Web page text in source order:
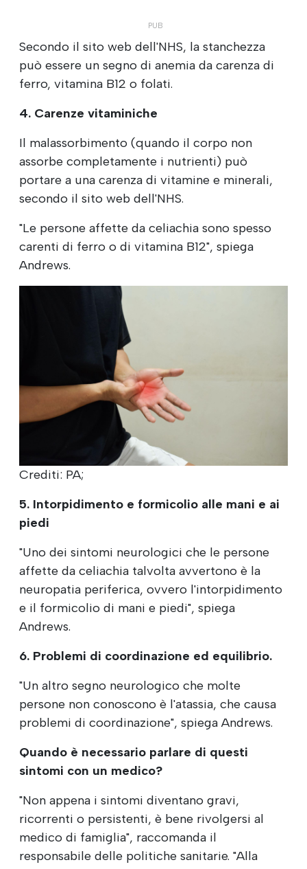
Secondo il sito web dell'NHS, la stanchezza
può essere un segno di anemia da carenza di
ferro, vitamina B12 o folati.
4. Carenze vitaminiche
Il malassorbimento (quando il corpo non
assorbe completamente i nutrienti) può
portare a una carenza di vitamine e minerali,
secondo il sito web dell'NHS.
"Le persone affette da celiachia sono spesso
carenti di ferro o di vitamina B12", spiega
Andrews.
Crediti: PA;
5. Intorpidimento e formicolio alle mani e ai
piedi
"Uno dei sintomi neurologici che le persone
affette da celiachia talvolta avvertono è la
neuropatia periferica, ovvero l'intorpidimento
e il formicolio di mani e piedi", spiega
Andrews.
6. Problemi di coordinazione ed equilibrio.
"Un altro segno neurologico che molte
persone non conoscono è l'atassia, che causa
problemi di coordinazione", spiega Andrews.
Quando è necessario parlare di questi
sintomi con un medico?
"Non appena i sintomi diventano gravi,
ricorrenti o persistenti, è bene rivolgersi al
medico di famiglia", raccomanda il
responsabile delle politiche sanitarie. "Alla